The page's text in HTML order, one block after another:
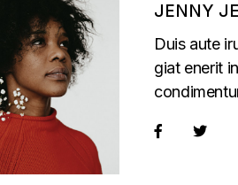
JENNY
Duis aute
giat enerit